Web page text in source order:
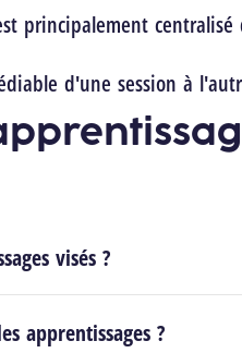
principalement
d'une session à
visés ?
apprentissages ?